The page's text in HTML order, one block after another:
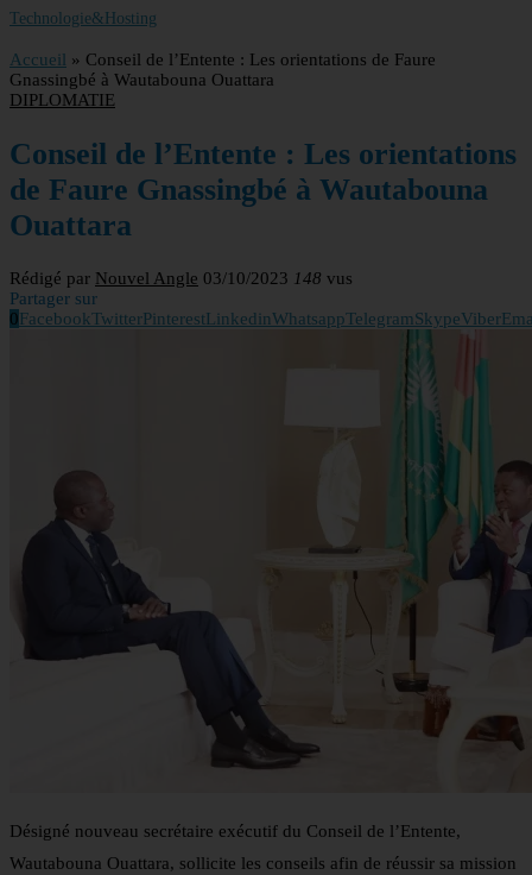
Technologie&Hosting
Accueil » Conseil de l’Entente : Les orientations de Faure
Gnassingbé à Wautabouna Ouattara
DIPLOMATIE
Conseil de l’Entente : Les orientations
de Faure Gnassingbé à Wautabouna
Ouattara
Rédigé par Nouvel Angle 03/10/2023 148 vus
Partager sur
0FacebookTwitterPinterestLinkedinWhatsappTelegramSkypeViber
Désigné nouveau secrétaire exécutif du Conseil de l’Entente,
Wautabouna Ouattara, sollicite les conseils afin de réussir sa mission